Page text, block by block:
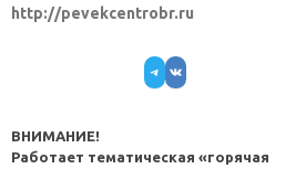
http://pevekcentrobr.ru
Telegram
VK
ВНИМАНИЕ!
Работает тематическая «горячая